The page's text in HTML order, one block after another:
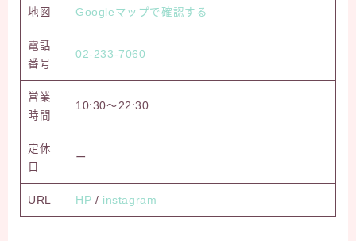
地図 Googleマップで確認する
電話
番号
02-233-7060
営業
時間
10:30～22:30
定休
日
ー
URL HP / instagram